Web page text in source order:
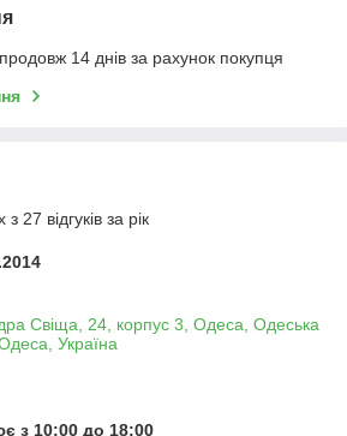
14 днів за рахунок покупця
27 відгуків за рік
Свіща, 24, корпус 3, Одеса, Одеська
Україна
з 10:00 до 18:00